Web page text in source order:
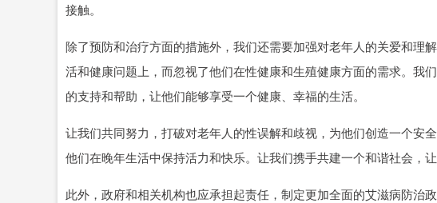
接触。
除了预防和治疗方面的措施外，我们还需要加强对老年人的关爱和理
活和健康问题上，而忽视了他们在性健康和生殖健康方面的需求。我
的支持和帮助，让他们能够享受一个健康、幸福的生活。
让我们共同努力，打破对老年人的性误解和歧视，为他们创造一个安
他们在晚年生活中保持活力和快乐。让我们携手共建一个和谐社会，
此外，政府和相关机构也应承担起责任，制定更加全面的艾滋病防治